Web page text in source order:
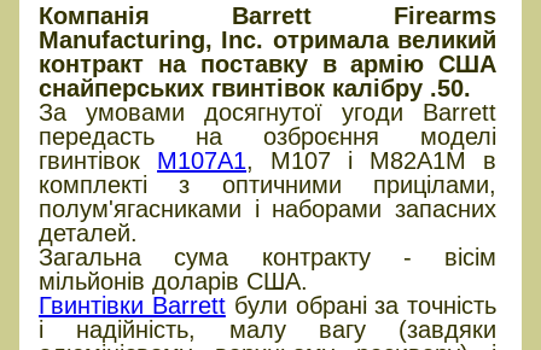
Компанія Barrett Firearms
Manufacturing, Inc. отримала великий
контракт на поставку в армію США
снайперських гвинтівок калібру .50.
За умовами досягнутої угоди Barrett
передасть на озброєння моделі
гвинтівок M107A1, M107 і M82A1M в
комплекті з оптичними прицілами,
полум'ягасниками і наборами запасних
деталей.
Загальна сума контракту - вісім
мільйонів доларів США.
Гвинтівки Barrettбули обрані за точність
і надійність, малу вагу (завдяки